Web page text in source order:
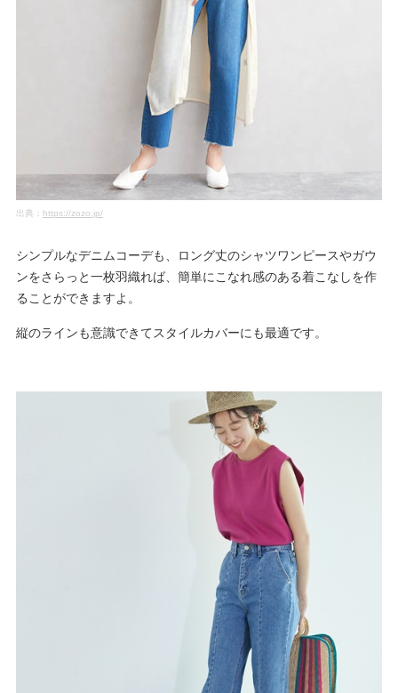
出典： https://zozo.jp/
シンプルなデニムコーデも、ロング丈のシャツワンピースやガウ
ンをさらっと一枚羽織れば、簡単にこなれ感のある着こなしを作
ることができますよ。
縦のラインも意識できてスタイルカバーにも最適です。